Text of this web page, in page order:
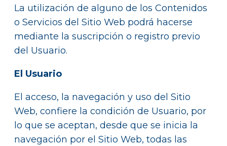
La utilización de alguno de los Contenidos
o Servicios del Sitio Web podrá hacerse
mediante la suscripción o registro previo
del Usuario.
El Usuario
El acceso, la navegación y uso del Sitio
Web, confiere la condición de Usuario, por
lo que se aceptan, desde que se inicia la
navegación por el Sitio Web, todas las